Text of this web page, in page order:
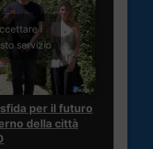
i
servizio
sfida per il futuro
della città